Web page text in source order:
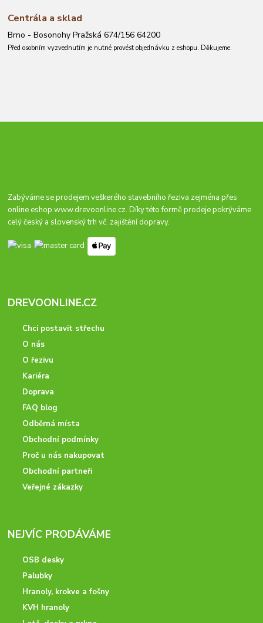
Centrála a sklad
Brno - Bosonohy Pražská 674/156 64200
Před osobním vyzvednutím je nutné provést objednávku z eshopu. Děkujeme.
Zabýváme se prodejem veškerého stavebního řeziva zejména přes
online eshopwww.drevoonline.cz. Díky této formě prodeje pokrýváme
celý český a slovenský trh vč. zajištění dopravy.
DREVOONLINE.CZ
Chci postavit střechu
O nás
O řezivu
Kariéra
Doprava
FAQ blog
Odběrná místa
Obchodní podmínky
Proč u nás nakupovat
Obchodní partneři
Veřejné zákazky
NEJVÍC PRODÁVÁME
OSB desky
Palubky
Hranoly, krokve a fošny
KVH hranoly